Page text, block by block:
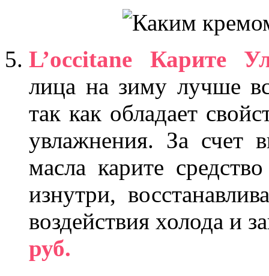
L’occitane Карите
лица на зиму лучше
так как обладает
увлажнения. За счет
масла карите
изнутри,
воздействия холода и
руб.